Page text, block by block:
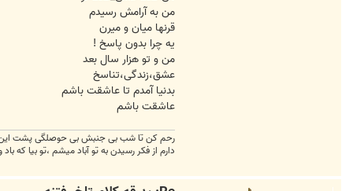
من به آرامش رسیدم
قرنها میان و میرن
یه چرا بدون پاسخ !
من و تو هزار سال بعد
عشق،زندگی،تناسخ
بدنیا آمدم تا عاشقت باشم
عاشقت باشم
رحم کن تا شب بی جنبش بی حوصلگی پشت این
دارم از فکر رسیدن به تو آباد میشم ،تو بیا که باد